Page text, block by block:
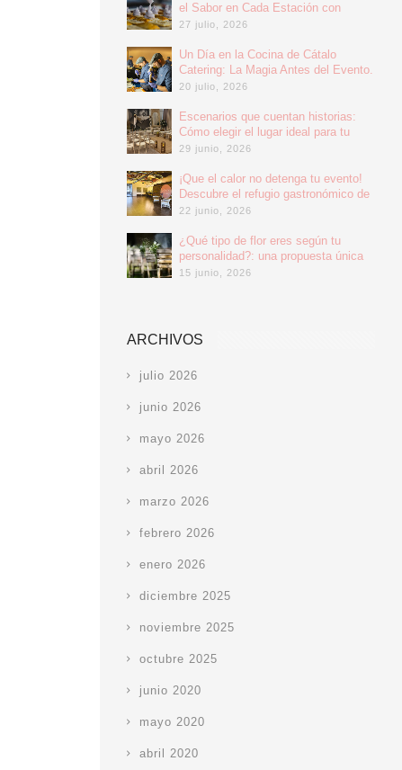
el Sabor en Cada Estación con
Cátalo Catering.
27 julio, 2026
Un Día en la Cocina de Cátalo
Catering: La Magia Antes del Evento.
20 julio, 2026
Escenarios que cuentan historias:
Cómo elegir el lugar ideal para tu
boda.
29 junio, 2026
¡Que el calor no detenga tu evento!
Descubre el refugio gastronómico de
Espacio Cátalo.
22 junio, 2026
¿Qué tipo de flor eres según tu
personalidad?: una propuesta única
para decorar tu evento.
15 junio, 2026
ARCHIVOS
julio 2026
junio 2026
mayo 2026
abril 2026
marzo 2026
febrero 2026
enero 2026
diciembre 2025
noviembre 2025
octubre 2025
junio 2020
mayo 2020
abril 2020